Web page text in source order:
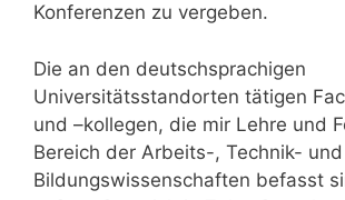
Konferenzen zu vergeben.
Die an den deutschsprachigen
Universitätsstandorten tätigen
und –kollegen, die mir Lehre und
Bereich der Arbeits-, Technik- und
Bildungswissenschaften befasst